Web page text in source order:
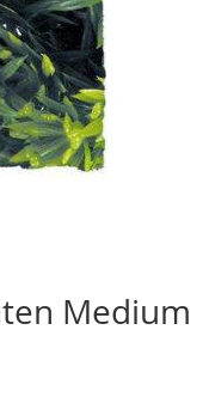
Medium